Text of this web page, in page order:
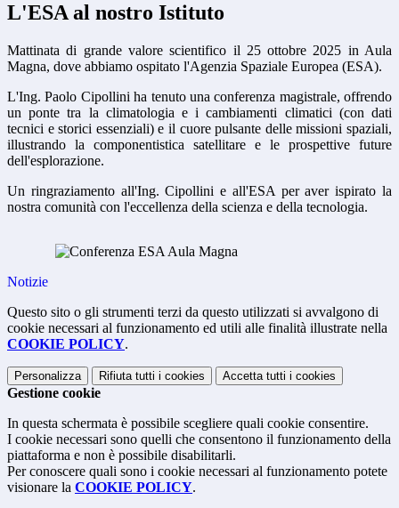
L'ESA al nostro Istituto
Mattinata di grande valore scientifico il 25 ottobre 2025 in Aula
Magna, dove abbiamo ospitato l'Agenzia Spaziale Europea (ESA).
L'Ing. Paolo Cipollini ha tenuto una conferenza magistrale, offrendo
un ponte tra la climatologia e icambiamenti climatici (con dati
tecnici e storici essenziali) e il cuore pulsante dellemissioni spaziali,
illustrando la componentistica satellitare e le prospettive future
dell'esplorazione.
Un ringraziamento all'Ing. Cipollini e all'ESA per aver ispirato la
nostra comunità con l'eccellenza della scienza e della tecnologia.
Notizie
Questo sito o gli strumenti terzi da questo utilizzati si avvalgono di
cookie necessari al funzionamento ed utili alle finalità illustrate nella
COOKIE POLICY.
Personalizza Rifiuta tutti i cookies Accetta tutti i cookies
Gestione cookie
In questa schermata è possibile scegliere quali cookie consentire.
I cookie necessari sono quelli che consentono il funzionamento della
piattaforma e non è possibile disabilitarli.
Per conoscere quali sono i cookie necessari al funzionamento potete
visionare la COOKIE POLICY.